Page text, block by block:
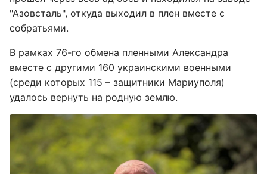
"Азовсталь", откуда выходил в плен вместе с
собратьями.
В рамках 76-го обмена пленными Александра
вместе с другими 160 украинскими военными
(среди которых 115 – защитники Мариуполя)
удалось вернуть на родную землю.